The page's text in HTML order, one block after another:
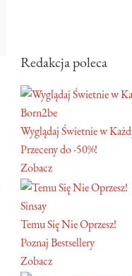
Redakcja poleca
Born2be
Wyglądaj Świetnie w
Przeceny do -50%!
Zobacz
Sinsay
Temu Się Nie Oprzesz!
Poznaj Bestsellery
Zobacz